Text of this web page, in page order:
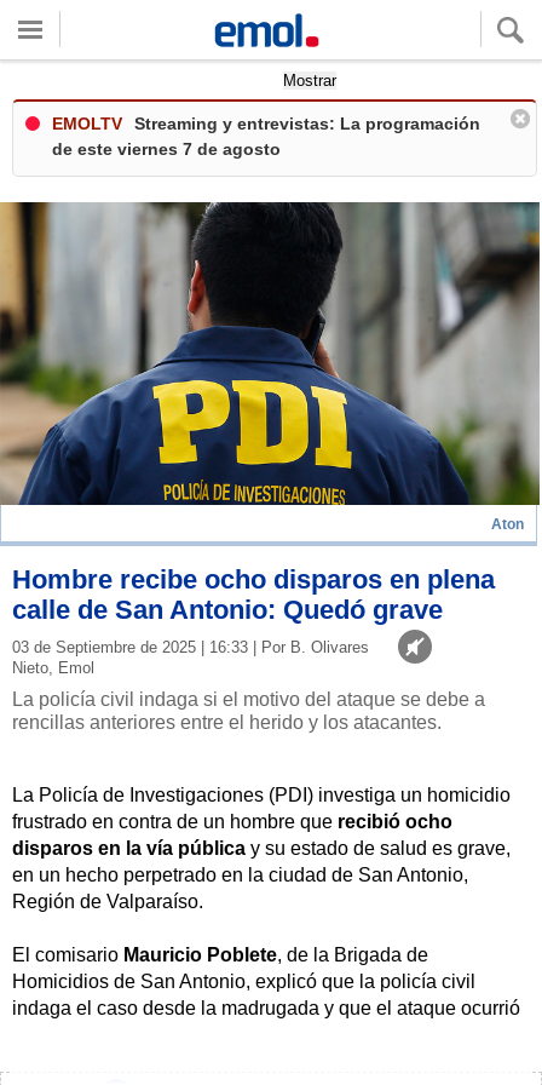
Mostrar
EMOLTV
Streaming y entrevistas: La programación
de este viernes 7 de agosto
Aton
Hombre recibe ocho disparos en plena
calle de San Antonio: Quedó grave
03 de Septiembre de 2025 | 16:33 | Por B. Olivares
Nieto, Emol
La policía civil indaga si el motivo del ataque se debe a
rencillas anteriores entre el herido y los atacantes.
La Policía de Investigaciones (PDI) investiga un homicidio
frustrado en contra de un hombre que recibió ocho
disparos en la vía pública y su estado de salud es grave,
en un hecho perpetrado en la ciudad de San Antonio,
Región de Valparaíso.
El comisario Mauricio Poblete, de la Brigada de
Homicidios de San Antonio, explicó que la policía civil
indaga el caso desde la madrugada y que el ataque ocurrió